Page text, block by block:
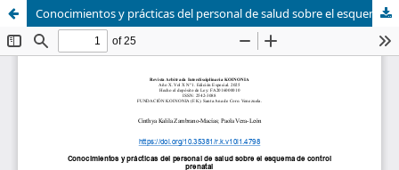
Conocimientos y prácticas del personal de salud sobre el esquema de control prenatal